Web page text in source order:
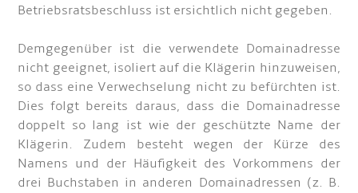
Betriebsratsbeschluss ist ersichtlich nicht gegeben.
Demgegenüber ist die verwendete Domainadresse
nicht geeignet, isoliert auf die Klägerin hinzuweisen,
so dass eine Verwechselung nicht zu befürchten ist.
Dies folgt bereits daraus, dass die Domainadresse
doppelt so lang ist wie der geschützte Name der
Klägerin. Zudem besteht wegen der Kürze des
Namens und der Häufigkeit des Vorkommens der
drei Buchstaben in anderen Domainadressen (z. B.